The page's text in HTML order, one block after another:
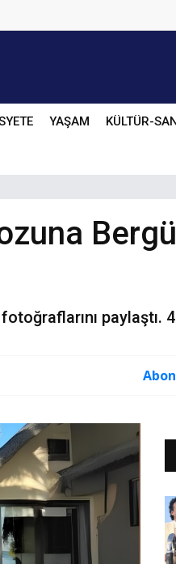
YAŞAM KÜLTÜR-
paylaştı.